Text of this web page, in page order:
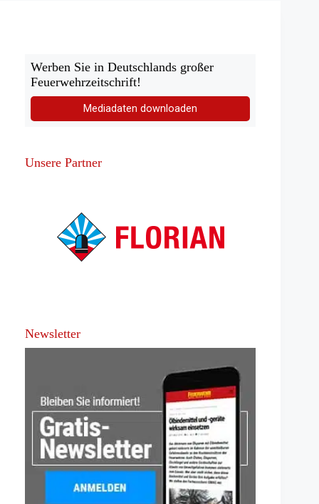
Werben Sie in Deutschlands großer
Feuerwehrzeitschrift!
Mediadaten downloaden
Unsere Partner
Newsletter